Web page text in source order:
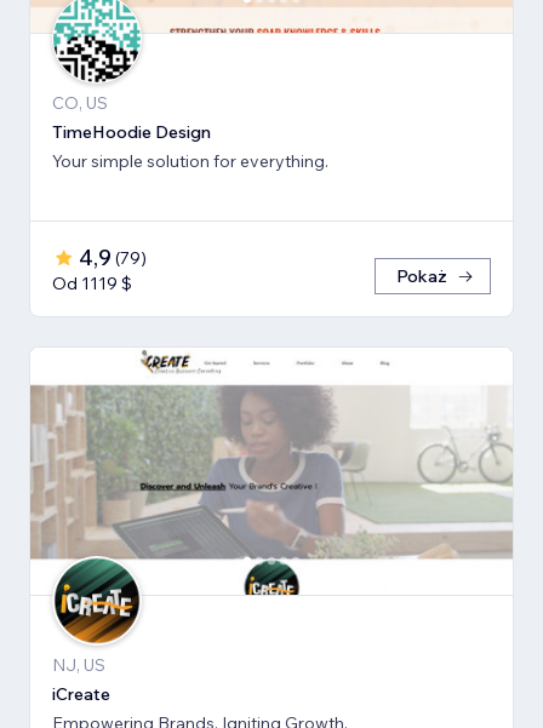
CO, US
TimeHoodie Design
Your simple solution for everything.
4,9 (79)
Od 1119 $
Pokaż
NJ, US
iCreate
Empowering Brands. Igniting Growth.